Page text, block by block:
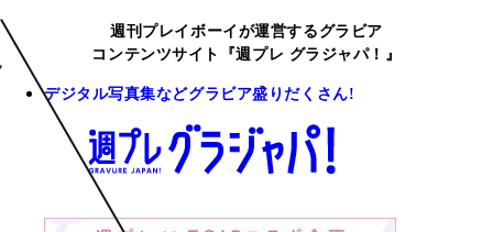
週刊プレイボーイが運営するグラビア
コンテンツサイト『週プレ グラジャパ！』
デジタル写真集などグラビア盛りだくさん!